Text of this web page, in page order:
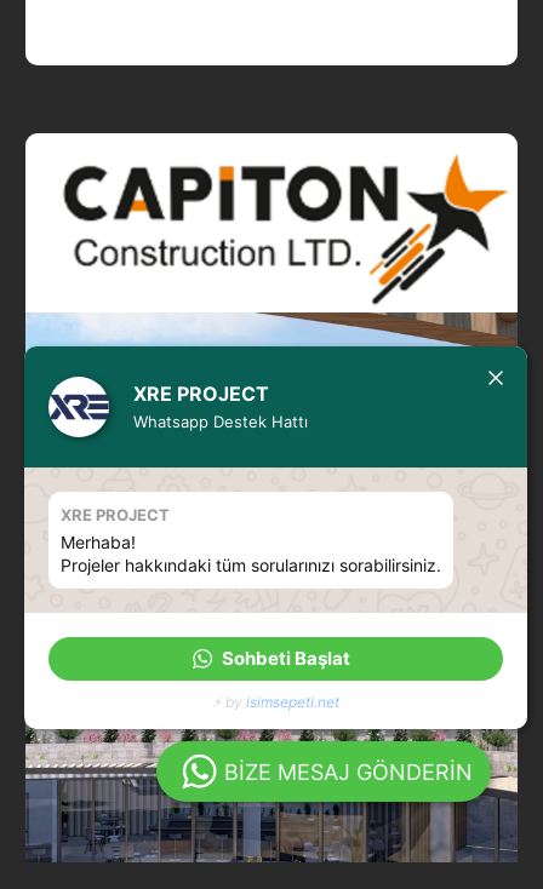
BİZE MESAJ GÖNDERİN
XRE PROJECT
Whatsapp Destek Hattı
XRE PROJECT
Merhaba!
Projeler hakkındaki tüm sorularınızı sorabilirsiniz.
Sohbeti Başlat
⚡ by isimsepeti.net